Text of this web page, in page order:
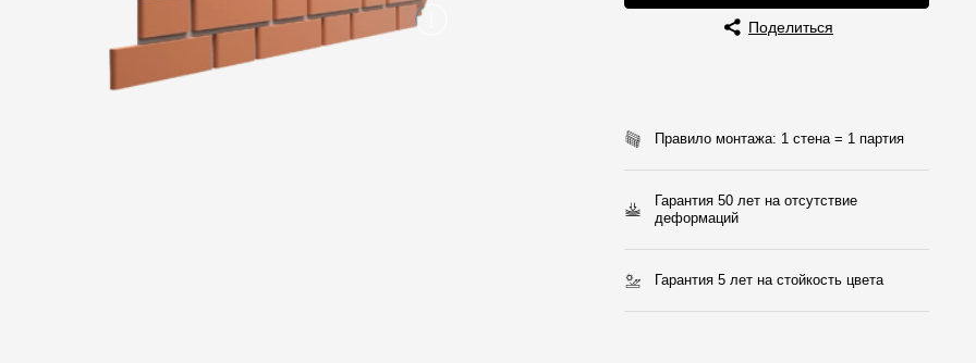
Сервисы
Конструктор
Правило монтажа: 1 стена = 1 партия
Гарантия 50 лет на отсутствие
деформаций
Гарантия 5 лет на стойкость цвета
Поделиться